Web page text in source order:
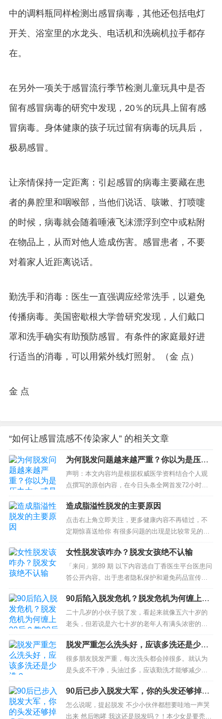
中的调料瓶同样检测出感冒病毒，其他还包括电灯
开关、浴室里的水龙头、电话机和洗碗机拉手都存
在。
在另外一项关于感冒流行季节检测儿童玩具中是否
留有感冒病毒的研究中发现，20％的玩具上留有感
冒病毒。身体健康的孩子玩过留有病毒的玩具后，
极易感冒。
让亲情保持一定距离：引起感冒的病毒主要藏在患
者的鼻腔里和咽喉部，当他们说话、咳嗽、打喷嚏
的时候，病毒就会随着唾液飞沫漂浮到空中或粘附
在物品上，从而对他人造成伤害。感冒患者，不要
对着家人近距离说话。
勤洗手和消毒：医生一直强调应经常洗手，以避免
传播病毒。美国密歇根大学曾研究发现，人们戴口
罩和洗手确实有助预防感冒。有条件的家庭最好进
行适当的消毒，可以用紫外线灯照射。（金 点）
金 点
“如何让感冒流感不传染家人” 的相关文章
为何脱发问题越来越严重？你以为是压力
大，或是缺少两种维生素
声明：本文内容均是根据权威医学资料结合个人观
点撰写的原创内容，在今日头条全网首发72小时，
文末已标注文献来源及截图，为了方便大家阅读理
解，部分故事情节存在虚构成分，属于艺术加工，
意在科普健康...
造成脂溢性脱发的主要原因
点击右上角立即关注，更多健康内容不再错过，不
定期惊喜送给你 有很多问题的出现是比较常见的，
在这些上面大家也是要引起注意了，因为出现了脂
溢性脱发其伤害也是会有...
女性脱发该咋办？脱发女孩绝不认输
「来问」第89 期 以下内容选自丁香医生平台医患问
答公开内容。出于患者隐私保护和避免药品宣传，
以及文章表达的通顺流畅等方面的考虑，我们对内
容和表达在原始内容基础上进行了非常细微的处
理...
90后陷入脱发危机？脱发危机为何缠上90
后？教90后8招养发大法？
二十几岁的小伙子脱了发，看起来就像五六十岁的
老头，但若说是六七十岁的老年人有满头浓密的黑
发，那就是减龄利器，可以年轻二十岁！但现实
中，很...
脱发严重怎么洗头好，应该多洗还是少
洗？
很多朋友脱发严重，每次洗头都会掉很多。就认为
是头皮不干净，头油过多，应该勤洗才能够减少脱
发。那么脱发严重怎么洗头好，应该多洗还是少洗
呢？...
90后已步入脱发大军，你的头发还够掉几
天……
怎么说呢，提起脱发 不少小伙伴都想要哇地一声哭
出来 然后咆哮 我这还是脱发吗？！本少女是要秃